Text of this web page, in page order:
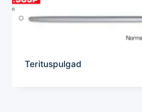
Terituspulgad